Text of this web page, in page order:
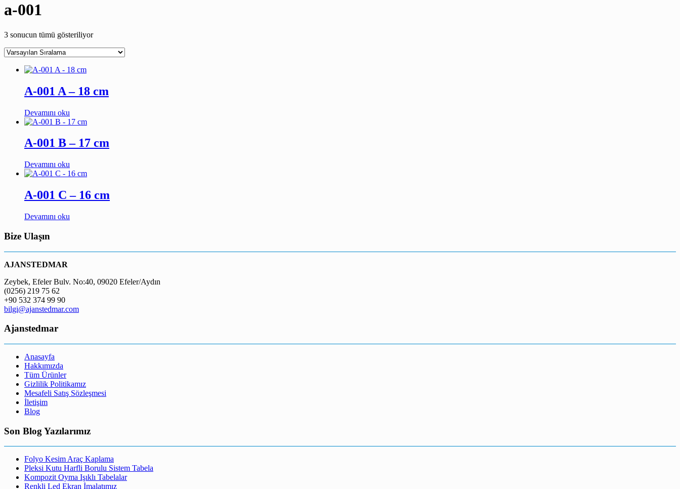
a-001
3 sonucun tümü gösteriliyor
A-001 A – 18 cm
Devamını oku
A-001 B – 17 cm
Devamını oku
A-001 C – 16 cm
Devamını oku
Bize Ulaşın
AJANSTEDMAR
Zeybek, Efeler Bulv. No:40, 09020 Efeler/Aydın
(0256) 219 75 62
+90 532 374 99 90
bilgi@ajanstedmar.com
Ajanstedmar
Anasayfa
Hakkımızda
Tüm Ürünler
Gizlilik Politikamız
Mesafeli Satış Sözleşmesi
İletişim
Blog
Son Blog Yazılarımız
Folyo Kesim Araç Kaplama
Pleksi Kutu Harfli Borulu Sistem Tabela
Kompozit Oyma Işıklı Tabelalar
Renkli Led Ekran İmalatımız